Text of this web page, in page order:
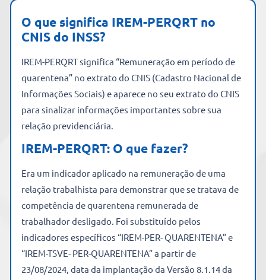
O que significa IREM-PERQRT no
CNIS do INSS?
IREM-PERQRT significa “Remuneração em período de
quarentena” no extrato do CNIS (Cadastro Nacional de
Informações Sociais) e aparece no seu extrato do CNIS
para sinalizar informações importantes sobre sua
relação previdenciária.
IREM-PERQRT: O que fazer?
Era um indicador aplicado na remuneração de uma
relação trabalhista para demonstrar que se tratava de
competência de quarentena remunerada de
trabalhador desligado. Foi substituído pelos
indicadores específicos “IREM-PER- QUARENTENA” e
“IREM-TSVE- PER-QUARENTENA” a partir de
23/08/2024, data da implantação da Versão 8.1.14 da